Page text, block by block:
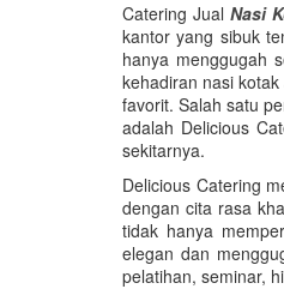
Catering Jual Nasi
kantor yang sibuk
hanya menggugah
kehadiran nasi
favorit. Salah satu
adalah Delicious
sekitarnya.
Delicious Catering
dengan cita rasa
tidak hanya
elegan dan
pelatihan, seminar,